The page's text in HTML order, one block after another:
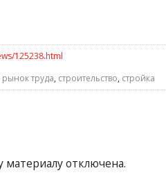
125238.html
рынок труда, строительство, стройка
отключена.